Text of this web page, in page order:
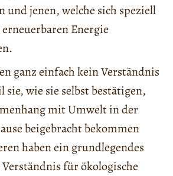
und jenen, welche sich speziell
Energie
ganz einfach kein Verständnis
wie sie selbst bestätigen,
mit Umwelt in der
beigebracht bekommen
haben ein grundlegendes
für ökologische